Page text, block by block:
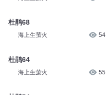
杜鹃68
海上生萤火 54
杜鹃64
海上生萤火 55